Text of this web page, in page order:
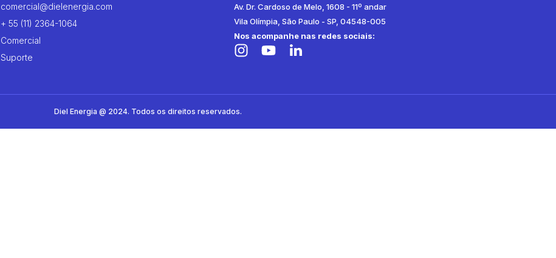
comercial@dielenergia.com
+ 55 (11) 2364-1064
Comercial
Suporte
Av. Dr. Cardoso de Melo, 1608 - 11º andar
Vila Olímpia, São Paulo - SP, 04548-005
Nos acompanhe nas redes sociais:
Diel Energia @ 2024. Todos os direitos reservados.